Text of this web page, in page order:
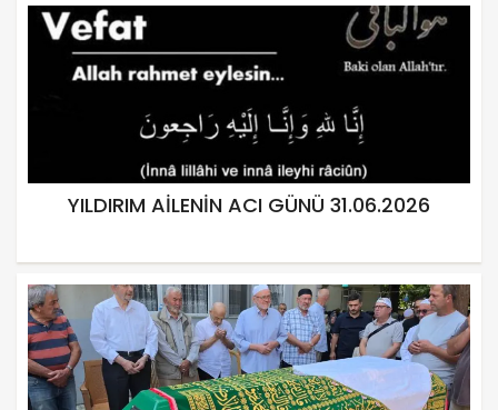
YILDIRIM AİLENİN ACI GÜNÜ 31.06.2026